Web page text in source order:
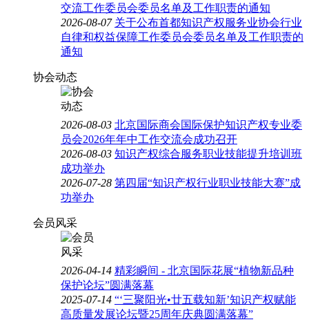
交流工作委员会委员名单及工作职责的通知
2026-08-07 关于公布首都知识产权服务业协会行业
自律和权益保障工作委员会委员名单及工作职责的
通知
协会动态
2026-08-03 北京国际商会国际保护知识产权专业委
员会2026年年中工作交流会成功召开
2026-08-03 知识产权综合服务职业技能提升培训班
成功举办
2026-07-28 第四届“知识产权行业职业技能大赛”成
功举办
会员风采
2026-04-14 精彩瞬间 - 北京国际花展“植物新品种
保护论坛”圆满落幕
2025-07-14 “‘三聚阳光•廿五载知新’知识产权赋能
高质量发展论坛暨25周年庆典圆满落幕”